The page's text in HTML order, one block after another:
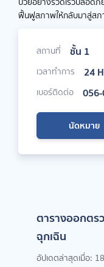
ฟื้นฟูสภาพให้กลับมาสู่สภ
สถานที่ ชั้น 1
เวลาทำการ 24
เบอร์ติดต่อ
นัดหมาย
ตารางออกตร
ฉุกเฉิน
อัปเดตล่าสุดเมื่อ: